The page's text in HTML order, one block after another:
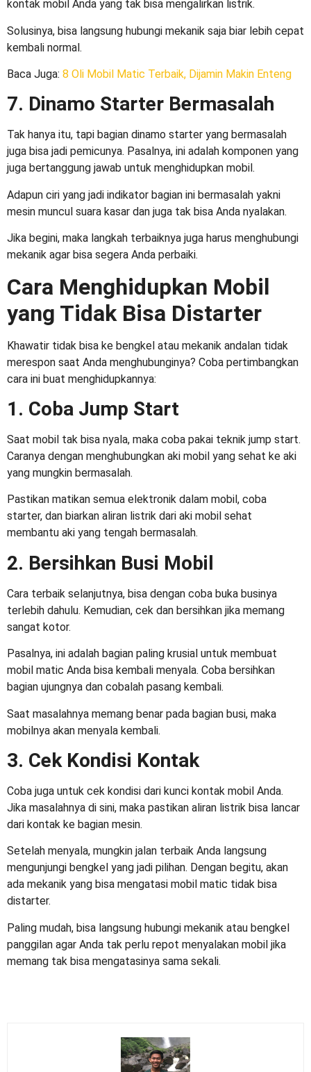
kontak mobil Anda yang tak bisa mengalirkan listrik.
Solusinya, bisa langsung hubungi mekanik saja biar lebih cepat
kembali normal.
Baca Juga: 8 Oli Mobil Matic Terbaik, Dijamin Makin Enteng
7. Dinamo Starter Bermasalah
Tak hanya itu, tapi bagian dinamo starter yang bermasalah
juga bisa jadi pemicunya. Pasalnya, ini adalah komponen yang
juga bertanggung jawab untuk menghidupkan mobil.
Adapun ciri yang jadi indikator bagian ini bermasalah yakni
mesin muncul suara kasar dan juga tak bisa Anda nyalakan.
Jika begini, maka langkah terbaiknya juga harus menghubungi
mekanik agar bisa segera Anda perbaiki.
Cara Menghidupkan Mobil
yang Tidak Bisa Distarter
Khawatir tidak bisa ke bengkel atau mekanik andalan tidak
merespon saat Anda menghubunginya? Coba pertimbangkan
cara ini buat menghidupkannya:
1. Coba Jump Start
Saat mobil tak bisa nyala, maka coba pakai teknik jump start.
Caranya dengan menghubungkan aki mobil yang sehat ke aki
yang mungkin bermasalah.
Pastikan matikan semua elektronik dalam mobil, coba
starter, dan biarkan aliran listrik dari aki mobil sehat
membantu aki yang tengah bermasalah.
2. Bersihkan Busi Mobil
Cara terbaik selanjutnya, bisa dengan coba buka businya
terlebih dahulu. Kemudian, cek dan bersihkan jika memang
sangat kotor.
Pasalnya, ini adalah bagian paling krusial untuk membuat
mobil matic Anda bisa kembali menyala. Coba bersihkan
bagian ujungnya dan cobalah pasang kembali.
Saat masalahnya memang benar pada bagian busi, maka
mobilnya akan menyala kembali.
3. Cek Kondisi Kontak
Coba juga untuk cek kondisi dari kunci kontak mobil Anda.
Jika masalahnya di sini, maka pastikan aliran listrik bisa lancar
dari kontak ke bagian mesin.
Setelah menyala, mungkin jalan terbaik Anda langsung
mengunjungi bengkel yang jadi pilihan. Dengan begitu, akan
ada mekanik yang bisa mengatasi mobil matic tidak bisa
distarter.
Paling mudah, bisa langsung hubungi mekanik atau bengkel
panggilan agar Anda tak perlu repot menyalakan mobil jika
memang tak bisa mengatasinya sama sekali.